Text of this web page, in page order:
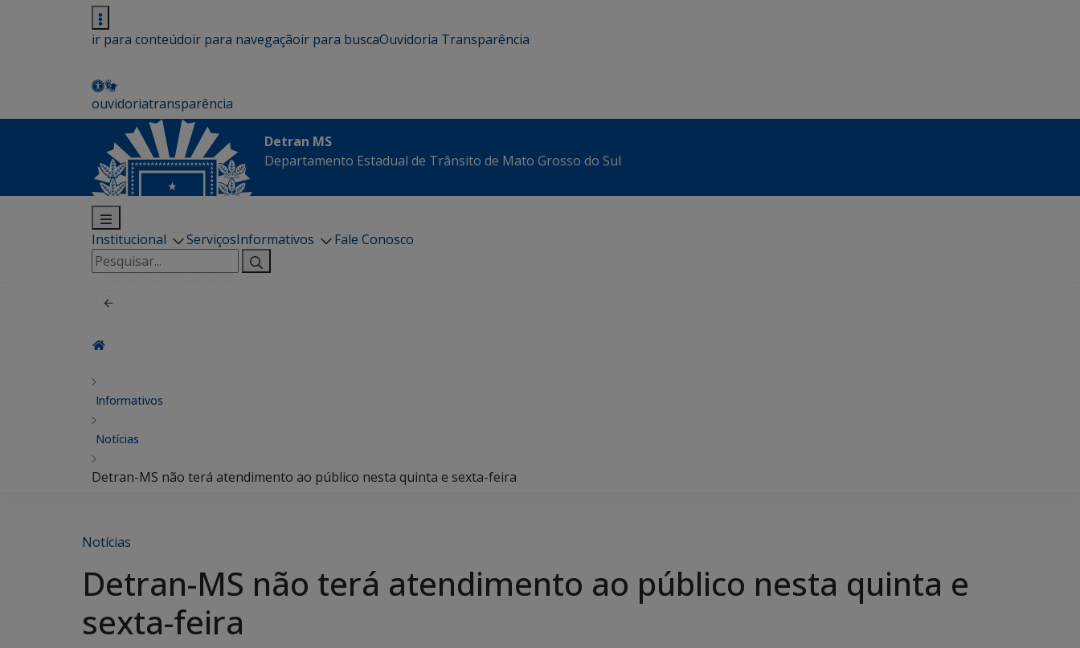
ir para conteúdoir para navegaçãoir para buscaOuvidoria Transparência
ouvidoriatransparência
Detran MS
Departamento Estadual de Trânsito de Mato Grosso do Sul
Institucional ServiçosInformativos
Fale Conosco
Pesquisar
por:
Informativos
Notícias
Detran-MS não terá atendimento ao público nesta quinta e sexta-feira
Notícias
Detran-MS não terá atendimento ao público nesta quinta e
sexta-feira